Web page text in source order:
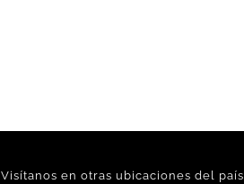
Visítanos en otras ubicaciones del país